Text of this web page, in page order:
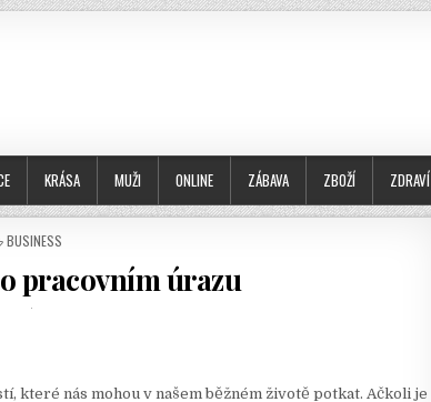
KRÁSA MUŽI ONLINE ZÁBAVA ZBOŽÍ ZDRAVÍ
POSTED
BUSINESS
pracovním úrazu
které nás mohou v našem běžném životě potkat. Ačkoli je